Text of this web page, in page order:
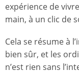
expérience de
main, à un clic de
Cela se résume à
bien sûr, et les
n’est rien sans